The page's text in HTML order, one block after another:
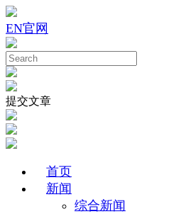
EN官网
提交文章
首页
新闻
综合新闻